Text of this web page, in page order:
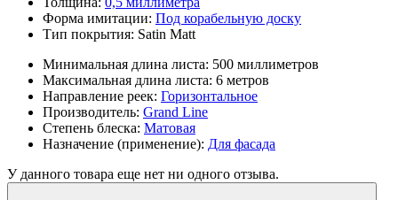
Форма имитации: Под корабельную доску
Тип покрытия: Satin Мatt
Минимальная длина листа: 500 миллиметров
Максимальная длина листа: 6 метров
Направление реек: Горизонтальное
Производитель: Grand Line
Степень блеска: Матовая
Назначение (применение): Для фасада
У данного товара еще нет ни одного отзыва.